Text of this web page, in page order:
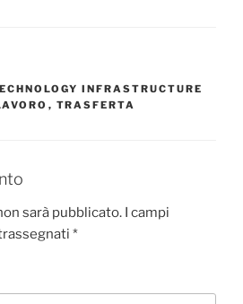
vi
di
INFRASTRUCTURE
, TRASFERTA
sarà pubblicato. I campi
*